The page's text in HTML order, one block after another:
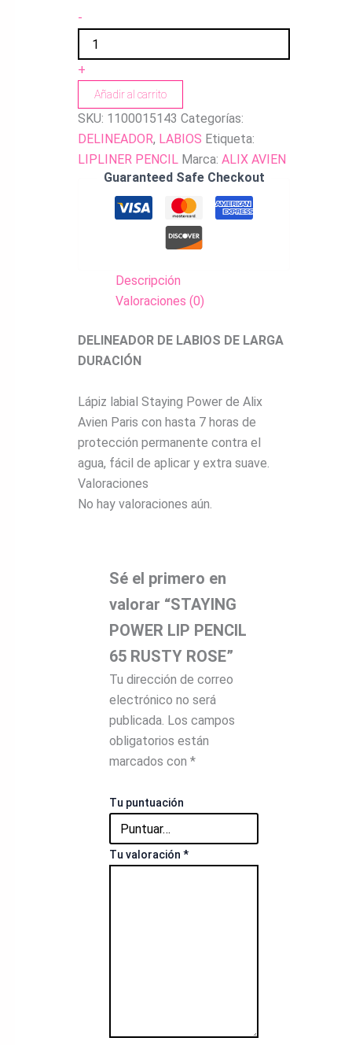
-
+
Añadir al carrito
SKU: 1100015143 Categorías:
DELINEADOR, LABIOS Etiqueta:
LIPLINER PENCIL Marca: ALIX AVIEN
Guaranteed Safe Checkout
Descripción
Valoraciones (0)
DELINEADOR DE LABIOS DE LARGA
DURACIÓN
Lápiz labial Staying Power de Alix
Avien Paris con hasta 7 horas de
protección permanente contra el
agua, fácil de aplicar y extra suave.
Valoraciones
No hay valoraciones aún.
Sé el primero en
valorar “STAYING
POWER LIP PENCIL
65 RUSTY ROSE”
Tu dirección de correo
electrónico no será
publicada. Los campos
obligatorios están
marcados con *
Tu puntuación
Tu valoración *